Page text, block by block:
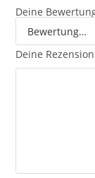
Deine
Deine Rezension